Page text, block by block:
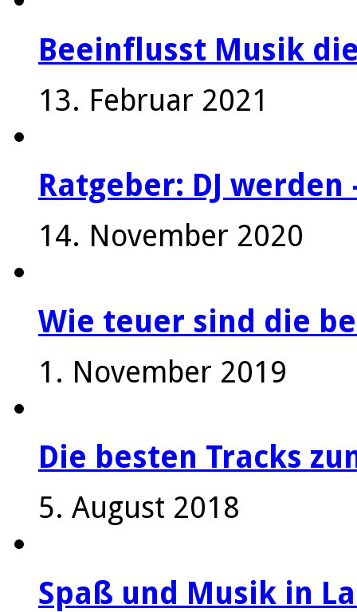
Beeinflusst Musik
13. Februar 2021
Ratgeber: DJ
14. November 2020
Wie teuer sind die
1. November 2019
Die besten Tracks
5. August 2018
Spaß und Musik in